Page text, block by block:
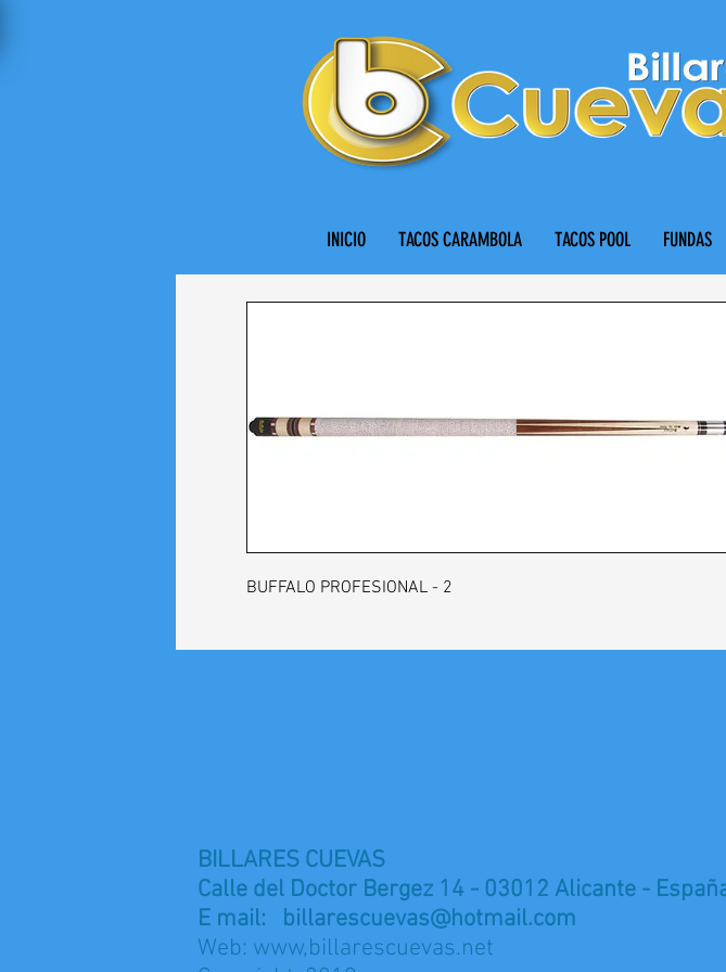
INICIO TACOS CARAMBOLA TACOS POOL FUNDAS
BUFFALO PROFESIONAL - 2
BILLARES CUEVAS
Calle del Doctor Bergez 14 - 03012 Alicante -
E mail: billarescuevas@hotmail.com
Web: www,billarescuevas.net